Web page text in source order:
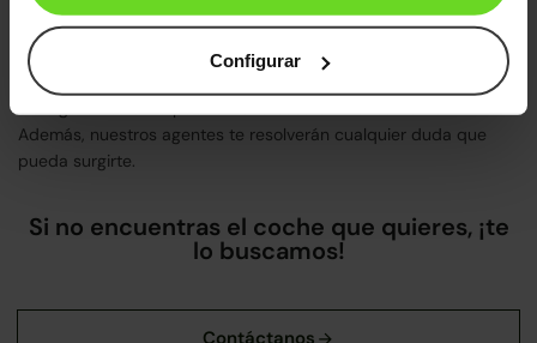
Configurar
entre más de 2.000 coches. Además, si no tienes mucho tiempo
libre, puedes entrar en Clicars y ver qué unidad de Micra es la
que mejor encaja con tus necesidades. Una vez escogido, te lo
Además, nuestros agentes te resolverán cualquier duda que
pueda surgirte.
Si no encuentras el coche que quieres, ¡te
lo buscamos!